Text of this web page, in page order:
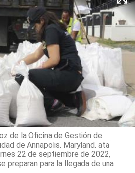
de la Oficina de Gestión de
de Annapolis, Maryland, ata
22 de septiembre de 2022,
preparan para la llegada de una